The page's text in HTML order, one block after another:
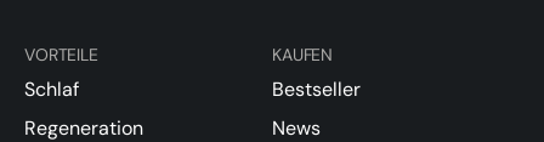
VORTEILE
Schlaf
Regeneration
KAUFEN
Bestseller
News